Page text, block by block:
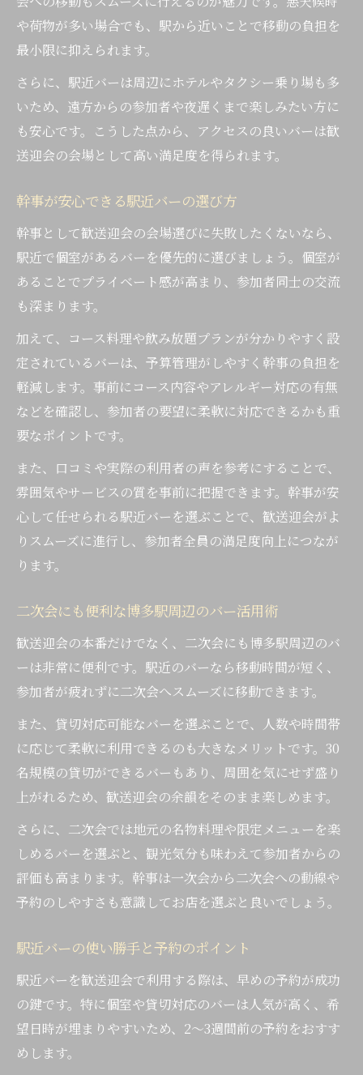
や荷物が多い場合でも、駅から近いことで移動の負担を
最小限に抑えられます。
さらに、駅近バーは周辺にホテルやタクシー乗り場も多
いため、遠方からの参加者や夜遅くまで楽しみたい方に
も安心です。こうした点から、アクセスの良いバーは歓
送迎会の会場として高い満足度を得られます。
幹事が安心できる駅近バーの選び方
幹事として歓送迎会の会場選びに失敗したくないなら、
駅近で個室があるバーを優先的に選びましょう。個室が
あることでプライベート感が高まり、参加者同士の交流
も深まります。
加えて、コース料理や飲み放題プランが分かりやすく設
定されているバーは、予算管理がしやすく幹事の負担を
軽減します。事前にコース内容やアレルギー対応の有無
などを確認し、参加者の要望に柔軟に対応できるかも重
要なポイントです。
また、口コミや実際の利用者の声を参考にすることで、
雰囲気やサービスの質を事前に把握できます。幹事が安
心して任せられる駅近バーを選ぶことで、歓送迎会がよ
りスムーズに進行し、参加者全員の満足度向上につなが
ります。
二次会にも便利な博多駅周辺のバー活用術
歓送迎会の本番だけでなく、二次会にも博多駅周辺のバ
ーは非常に便利です。駅近のバーなら移動時間が短く、
参加者が疲れずに二次会へスムーズに移動できます。
また、貸切対応可能なバーを選ぶことで、人数や時間帯
に応じて柔軟に利用できるのも大きなメリットです。30
名規模の貸切ができるバーもあり、周囲を気にせず盛り
上がれるため、歓送迎会の余韻をそのまま楽しめます。
さらに、二次会では地元の名物料理や限定メニューを楽
しめるバーを選ぶと、観光気分も味わえて参加者からの
評価も高まります。幹事は一次会から二次会への動線や
予約のしやすさも意識してお店を選ぶと良いでしょう。
駅近バーの使い勝手と予約のポイント
駅近バーを歓送迎会で利用する際は、早めの予約が成功
の鍵です。特に個室や貸切対応のバーは人気が高く、希
望日時が埋まりやすいため、2〜3週間前の予約をおすす
めします。